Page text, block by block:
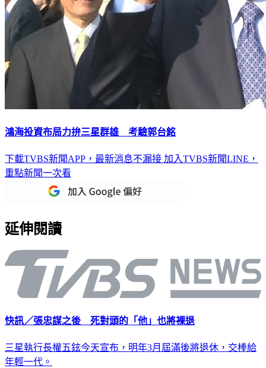
鴻海投資布局力拚三星群雄 考驗郭台銘
下載TVBS新聞APP，最新消息不漏接 加入TVBS新聞LINE，
重點新聞一次看
延伸閱讀
快訊／張忠謀之後 死對頭的「他」也將裸退
三星執行長權五鉉今天宣布，明年3月屆滿後將退休，交棒給
年輕一代。